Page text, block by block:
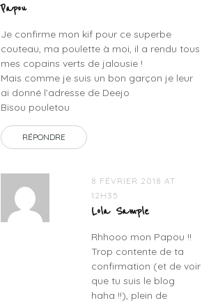
Papou
Je confirme mon kif pour ce superbe
couteau, ma poulette à moi, il a rendu tous
mes copains verts de jalousie !
Mais comme je suis un bon garçon je leur
ai donné l’adresse de Deejo
Bisou pouletou
RÉPONDRE
8 FÉVRIER 2018 AT
12H35
Lola Sample
Rhhooo mon Papou !!
Trop contente de ta
confirmation (et de voir
que tu suis le blog
haha !!), plein de